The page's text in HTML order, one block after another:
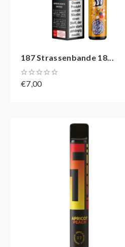
187 Strassenbande 18...
€7,00